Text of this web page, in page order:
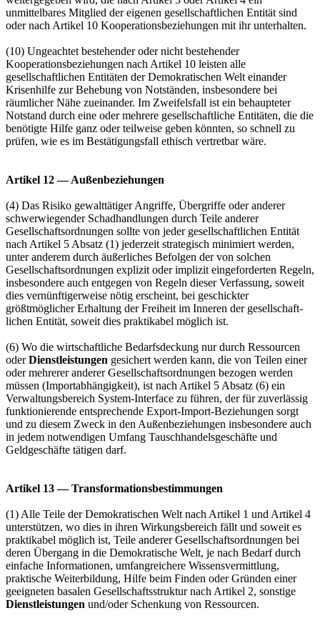
unmittelbares Mitglied der eigenen gesellschaftlichen Entität sind
oder nach Artikel 10 Kooperationsbeziehungen mit ihr unterhalten.
(10) Ungeachtet bestehender oder nicht bestehender
Kooperationsbeziehungen nach Artikel 10 leisten alle
gesellschaftlichen Entitäten der Demokratischen Welt einander
Krisenhilfe zur Behebung von Notständen, insbesondere bei
räumlicher Nähe zueinander. Im Zweifelsfall ist ein behaupteter
Notstand durch eine oder mehrere gesellschaftliche Entitäten, die die
benötigte Hilfe ganz oder teilweise geben könnten, so schnell zu
prüfen, wie es im Bestätigungsfall ethisch vertretbar wäre.
Artikel 12 — Außenbeziehungen
(4) Das Risiko gewalttätiger Angriffe, Übergriffe oder anderer
schwerwiegender Schadhandlungen durch Teile anderer
Gesellschaftsordnungen sollte von jeder gesellschaftlichen Entität
nach Artikel 5 Absatz (1) jederzeit strategisch minimiert werden,
unter anderem durch äußerliches Befolgen der von solchen
Gesellschafts­ordnungen explizit oder implizit eingeforderten Regeln,
insbesondere auch entgegen von Regeln dieser Verfassung, soweit
dies vernünftigerweise nötig erscheint, bei geschickter
größtmöglicher Erhaltung der Freiheit im Inneren der gesellschaft­
lichen Entität, soweit dies praktikabel möglich ist.
(6) Wo die wirtschaftliche Bedarfsdeckung nur durch Ressourcen
oderDienstleistungen gesichert werden kann, die von Teilen einer
oder mehrerer anderer Gesellschafts­ordnungen bezogen werden
müssen (Importabhängigkeit), ist nach Artikel 5 Absatz (6) ein
Verwaltungsbereich System-Interface zu führen, der für zuverlässig
funktionierende entsprechende Export-Import-Beziehungen sorgt
und zu diesem Zweck in den Außenbeziehungen insbesondere auch
in jedem notwendigen Umfang Tauschhandelsgeschäfte und
Geldgeschäfte tätigen darf.
Artikel 13 — Transformationsbestimmungen
(1) Alle Teile der Demokratischen Welt nach Artikel 1 und Artikel 4
unterstützen, wo dies in ihren Wirkungsbereich fällt und soweit es
praktikabel möglich ist, Teile anderer Gesellschaftsordnungen bei
deren Übergang in die Demokratische Welt, je nach Bedarf durch
einfache Informationen, umfangreichere Wissensvermittlung,
praktische Weiterbildung, Hilfe beim Finden oder Gründen einer
geeigneten basalen Gesellschaftsstruktur nach Artikel 2, sonstige
Dienstleistungen und/oder Schenkung von Ressourcen.